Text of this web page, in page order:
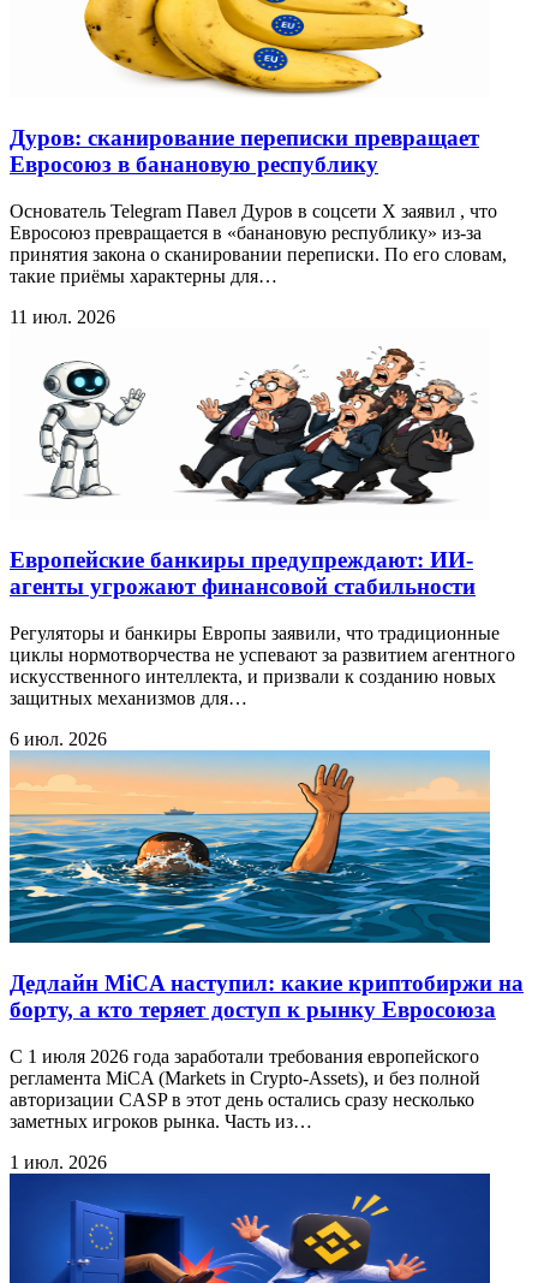
Дуров: сканирование переписки превращает
Евросоюз в банановую республику
Основатель Telegram Павел Дуров в соцсети X заявил , что
Евросоюз превращается в «банановую республику» из-за
принятия закона о сканировании переписки. По его словам,
такие приёмы характерны для…
11 июл. 2026
Европейские банкиры предупреждают: ИИ-
агенты угрожают финансовой стабильности
Регуляторы и банкиры Европы заявили, что традиционные
циклы нормотворчества не успевают за развитием агентного
искусственного интеллекта, и призвали к созданию новых
защитных механизмов для…
6 июл. 2026
Дедлайн MiCA наступил: какие криптобиржи на
борту, а кто теряет доступ к рынку Евросоюза
С 1 июля 2026 года заработали требования европейского
регламента MiCA (Markets in Crypto-Assets), и без полной
авторизации CASP в этот день остались сразу несколько
заметных игроков рынка. Часть из…
1 июл. 2026